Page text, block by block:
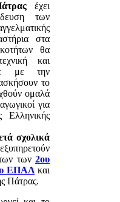
έχει
των
στα
θα
και
με την
το
ομαλά
για
σχολικά
των 2ου
ΕΠΑΛκαι
Πάτρας.